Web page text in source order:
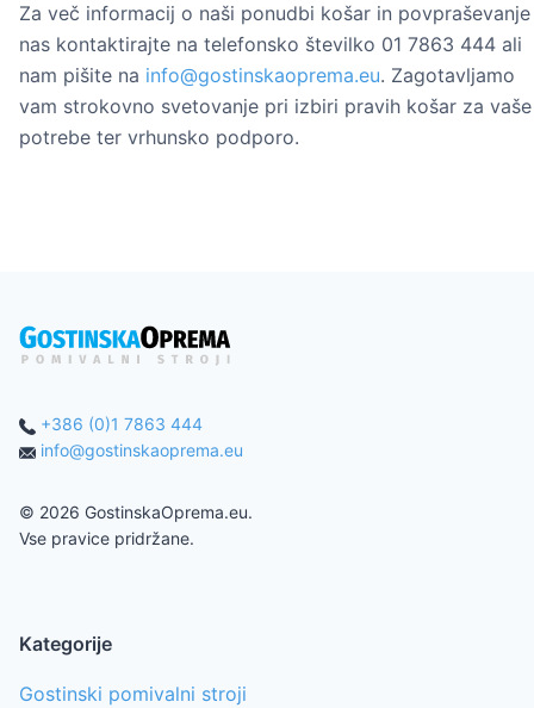
Za več informacij o naši ponudbi košar in povpraševanje
nas kontaktirajte na telefonsko številko 01 7863 444 ali
nam pišite na info@gostinskaoprema.eu. Zagotavljamo
vam strokovno svetovanje pri izbiri pravih košar za vaše
potrebe ter vrhunsko podporo.
+386 (0)1 7863 444
info@gostinskaoprema.eu
© 2026 GostinskaOprema.eu.
Vse pravice pridržane.
Kategorije
Gostinski pomivalni stroji